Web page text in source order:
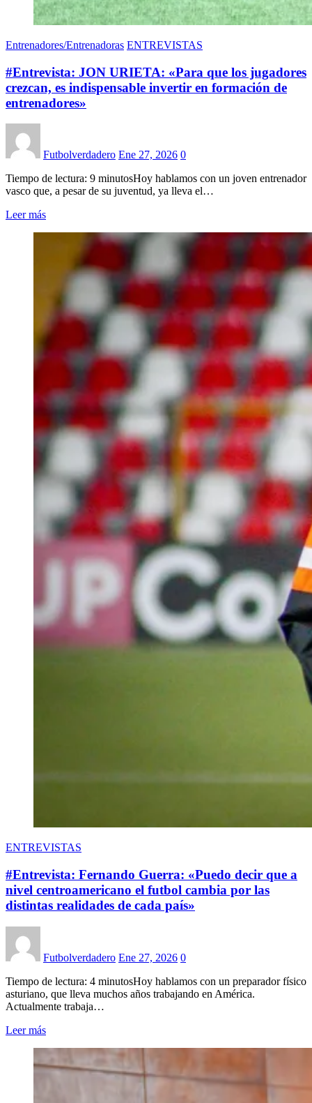
Entrenadores/Entrenadoras ENTREVISTAS
#Entrevista: JON URIETA: «Para que los jugadores
crezcan, es indispensable invertir en formación de
entrenadores»
Futbolverdadero Ene 27, 2026 0
Tiempo de lectura: 9 minutosHoy hablamos con un joven entrenador
vasco que, a pesar de su juventud, ya lleva el…
Leer más
ENTREVISTAS
#Entrevista: Fernando Guerra: «Puedo decir que a
nivel centroamericano el futbol cambia por las
distintas realidades de cada país»
Futbolverdadero Ene 27, 2026 0
Tiempo de lectura: 4 minutosHoy hablamos con un preparador físico
asturiano, que lleva muchos años trabajando en América.
Actualmente trabaja…
Leer más